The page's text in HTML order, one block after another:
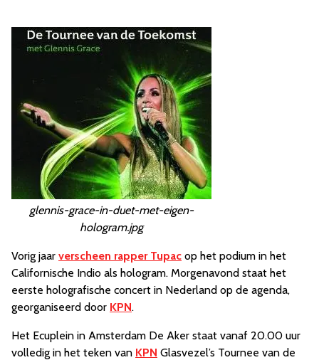
glennis-grace-in-duet-met-eigen-
hologram.jpg
Vorig jaar verscheen rapper Tupac op het podium in het
Californische Indio als hologram. Morgenavond staat het
eerste holografische concert in Nederland op de agenda,
georganiseerd door KPN.
Het Ecuplein in Amsterdam De Aker staat vanaf 20.00 uur
volledig in het teken van KPN Glasvezel’s Tournee van de